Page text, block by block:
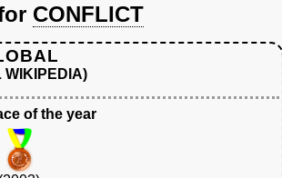
CONFLICT
WIKIPEDIA)
of the year